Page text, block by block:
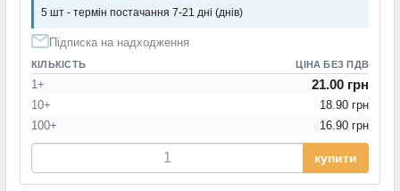
5 шт - термін постачання 7-21 дні (днів)
Підписка на надходження
КІЛЬКІСТЬ ЦІНА БЕЗ ПДВ
1+ 21.00 грн
10+
18.90 грн
100+
16.90 грн
купити